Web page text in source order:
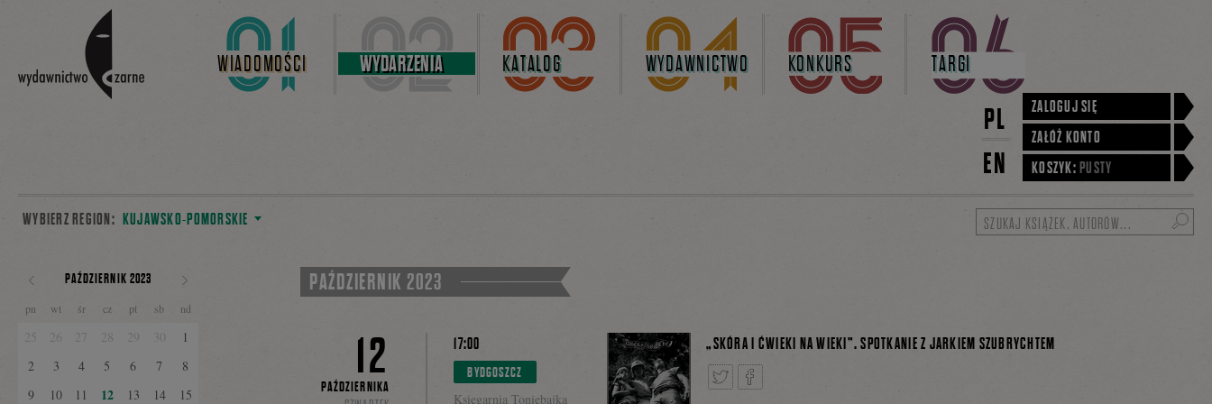
WIADOMOŚCI WYDARZENIA KATALOG WYDAWNICTWO KONKURS TARGI
PL
EN
ZALOGUJ SIĘ
ZAŁÓŻ KONTO
KOSZYK: PUSTY
WYBIERZ REGION: KUJAWSKO-POMORSKIE
POPRZEDNI
NASTĘPNY
PAŹDZIERNIK 2023
pn wt śr cz pt sb nd
25 26 27 28 29 30
1
2
3 4 5 6 7
8
9
10 11 12 13 14
15
PAŹDZIERNIK 2023
12
PAŹDZIERNIKA
17:00
BYDGOSZCZ
Księgarnia Toniebajka
„SKÓRA I ĆWIEKI NA WIEKI”. SPOTKANIE Z JARKIEM SZUBRYCHTEM